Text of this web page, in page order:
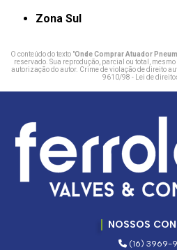
Zona Sul
O conteúdo do texto "Onde Comprar Atuador
reservado. Sua reprodução, parcial ou total,
autorização do autor. Crime de violação de direito
9610/98 - Lei de
NOSSOS
(16) 3969-